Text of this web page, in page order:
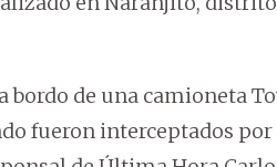
bordo de una camioneta
fueron interceptados